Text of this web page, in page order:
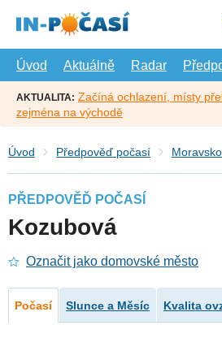
hlavní
Úvod
Aktuálně Radar
AKTUALITA: Začíná ochlazení, místy
zejména na východě
Úvod Předpověď počasí
PŘEDPOVĚĎ POČASÍ
Kozubová
Označit jako domovské město
Počasí Slunce a Měsíc Kvalita